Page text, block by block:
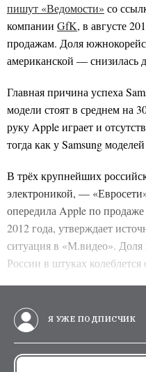
пишут «Ведомости» со
компании GfK, в августе
продажам. Доля
американской —снизилась
Главная причина успеха
модели стоят в среднем на
руку Apple играет и
тогда как у Samsung
В трёх крупнейших
электроникой, —
опередила Apple по
2012 года, утверждает
ситуация в «М.видео».
России в штуках колеблется
Я УЖЕ ПОДПИСЧИК